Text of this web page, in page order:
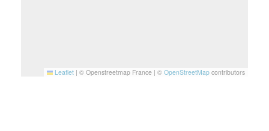
Leaflet | © Openstreetmap France | © OpenStreetMap contributors